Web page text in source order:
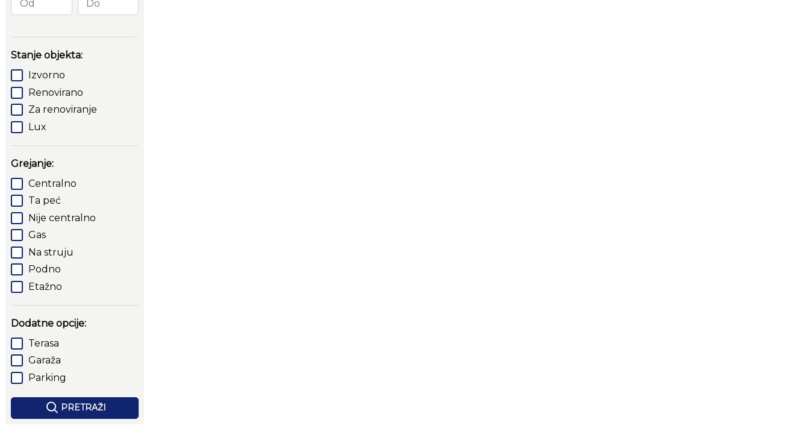
Stanje objekta:
Izvorno
Renovirano
Za renoviranje
Lux
Grejanje:
Centralno
Ta peć
Nije centralno
Gas
Na struju
Podno
Etažno
Dodatne opcije:
Terasa
Garaža
Parking
PRETRAŽI